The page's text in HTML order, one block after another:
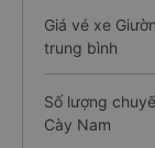
Giá vé xe
trung bình
Số lượng
Cày Nam